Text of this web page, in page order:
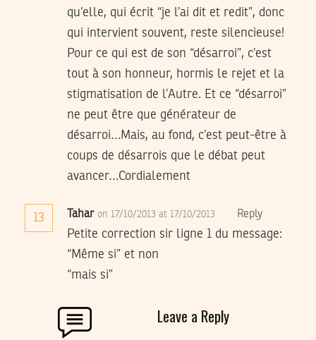
qu’elle, qui écrit “je l’ai dit et redit”, donc
qui intervient souvent, reste silencieuse!
Pour ce qui est de son “désarroi”, c’est
tout à son honneur, hormis le rejet et la
stigmatisation de l’Autre. Et ce “désarroi”
ne peut être que générateur de
désarroi…Mais, au fond, c’est peut-être à
coups de désarrois que le débat peut
avancer…Cordialement
13 Tahar on 17/10/2013 at 17/10/2013 Reply
Petite correction sir ligne 1 du message:
“Même si” et non
“mais si”
Leave a Reply